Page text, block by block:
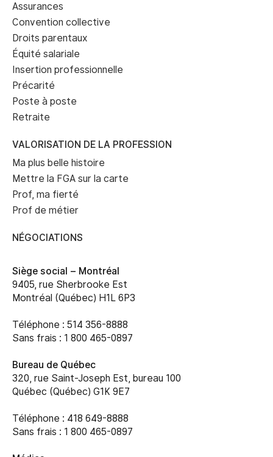
Assurances
Convention collective
Droits parentaux
Équité salariale
Insertion professionnelle
Précarité
Poste à poste
Retraite
VALORISATION DE LA PROFESSION
Ma plus belle histoire
Mettre la FGA sur la carte
Prof, ma fierté
Prof de métier
NÉGOCIATIONS
Siège social – Montréal
9405, rue Sherbrooke Est
Montréal (Québec) H1L 6P3
Téléphone : 514 356-8888
Sans frais : 1 800 465-0897
Bureau de Québec
320, rue Saint-Joseph Est, bureau 100
Québec (Québec) G1K 9E7
Téléphone : 418 649-8888
Sans frais : 1 800 465-0897